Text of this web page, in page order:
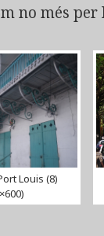
no més per
Louis (8)